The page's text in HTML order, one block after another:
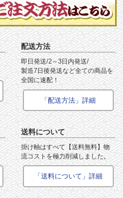
配送方法
即日発送/2～3日内発送/
製造7日後発送など全ての商品を
全国に速配！
「配送方法」詳細
送料について
掛け軸はすべて【送料無料】物
流コストを極力削減しました。
「送料について」詳細